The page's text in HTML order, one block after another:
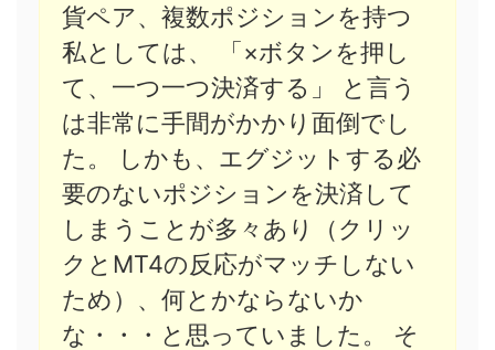
貨ペア、複数ポジションを持つ
私としては、 「×ボタンを押し
て、一つ一つ決済する」 と言う
は非常に手間がかかり面倒でし
た。 しかも、エグジットする必
要のないポジションを決済して
しまうことが多々あり（クリッ
クとMT4の反応がマッチしない
ため）、何とかならないか
な・・・と思っていました。 そ